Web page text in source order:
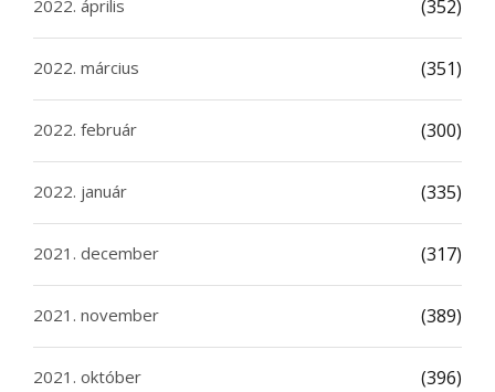
2022. április (352)
2022. március (351)
2022. február (300)
2022. január (335)
2021. december (317)
2021. november (389)
2021. október (396)